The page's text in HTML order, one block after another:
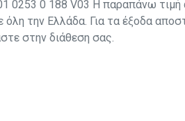
0253 0 188 V03 Η παραπάνω τιμή
την Ελλάδα. Για τα έξοδα
στην διάθεση σας.